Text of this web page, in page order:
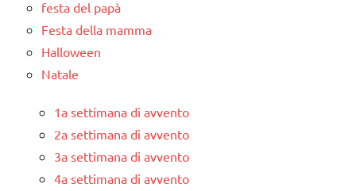
festa del papà
Festa della mamma
Halloween
Natale
1a settimana di avvento
2a settimana di avvento
3a settimana di avvento
4a settimana di avvento